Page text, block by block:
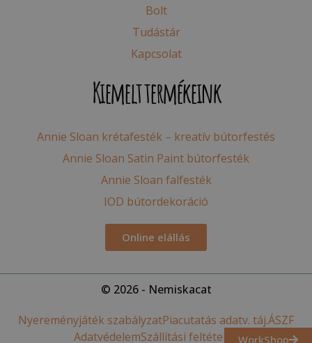
WorkShop
Bolt
Tudástár
Kapcsolat
Kiemelt termékeink
Annie Sloan krétafesték – kreatív bútorfestés
Annie Sloan Satin Paint bútorfesték
Annie Sloan falfesték
IOD bútordekoráció
Online elállás
© 2026 - Nemiskacat
Nyereményjáték szabályzatPiacutatás adatv. táj.ÁSZF
AdatvédelemSzállítási feltételek